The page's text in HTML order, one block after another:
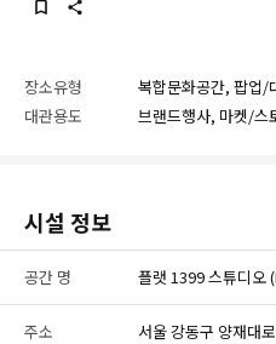
장소유형
복합문화공간, 팝업/
대관용도
브랜드행사, 마켓/스
시설 정보
공간 명 플랫 1399 스튜디
주소 서울 강동구 양재대